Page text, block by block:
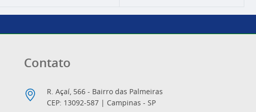
Contato
R. Açaí, 566 - Bairro das Palmeiras
CEP: 13092-587 | Campinas - SP